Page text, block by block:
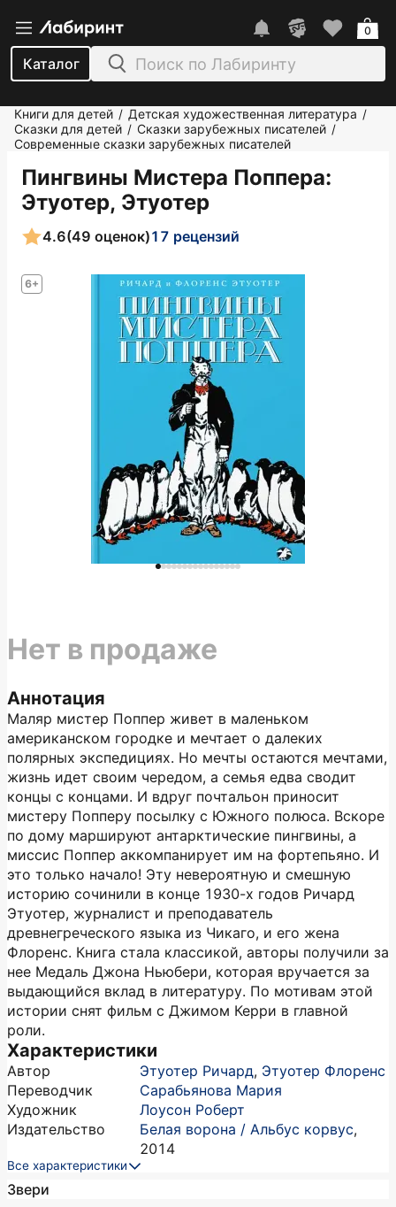
Каталог
0
Книги для детей / Детская художественная литература /
Сказки для детей / Сказки зарубежных писателей /
Современные сказки зарубежных писателей
Пингвины Мистера Поппера:
Этуотер, Этуотер
6+
4.6(49 оценок)17 рецензий
Аннотация
Маляр мистер Поппер живет в маленьком
американском городке и мечтает о далеких
полярных экспедициях. Но мечты остаются мечтами,
жизнь идет своим чередом, а семья едва сводит
концы с концами. И вдруг почтальон приносит
мистеру Попперу посылку с Южного полюса. Вскоре
по дому маршируют антарктические пингвины, а
миссис Поппер аккомпанирует им на фортепьяно. И
это только начало! Эту невероятную и смешную
историю сочинили в конце 1930-х годов Ричард
Этуотер, журналист и преподаватель
древнегреческого языка из Чикаго, и его жена
Флоренс. Книга стала классикой, авторы получили за
нее Медаль Джона Ньюбери, которая вручается за
выдающийся вклад в литературу. По мотивам этой
истории снят фильм с Джимом Керри в главной
роли.
Характеристики
Автор Этуотер Ричард, Этуотер Флоренс
Переводчик
Сарабьянова Мария
Художник
Лоусон Роберт
Издательство
Белая ворона / Альбус корвус,
2014
Все характеристики
Звери
Нет в продаже